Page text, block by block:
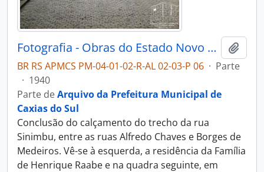
Fotografia - Obras do Estado Novo Caxias - Alguns Flagrantes de Urbanização e Saneamento - Administração Dante Marcucci
BR RS APMCS PM-04-01-02-R-AL 02-03-P 06 · Parte
· 1940
Parte deArquivo da Prefeitura Municipal de
Caxias do Sul
Conclusão do calçamento do trecho da rua
Sinimbu, entre as ruas Alfredo Chaves e Borges de
Medeiros. Vê-se à esquerda, a residência da Família
de Henrique Raabe e na quadra seguinte, em